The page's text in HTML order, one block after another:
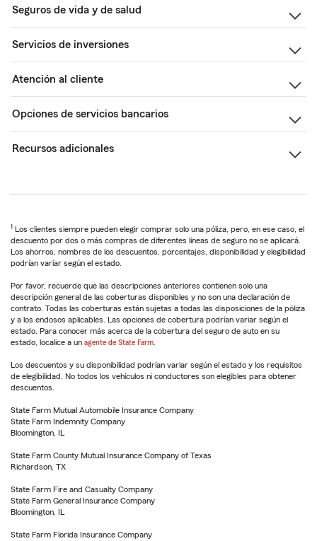
Seguros de vida y de salud
Servicios de inversiones
Atención al cliente
Opciones de servicios bancarios
Recursos adicionales
1 Los clientes siempre pueden elegir comprar solo una póliza, pero, en ese caso, el
descuento por dos o más compras de diferentes líneas de seguro no se aplicará.
Los ahorros, nombres de los descuentos, porcentajes, disponibilidad y elegibilidad
podrían variar según el estado.
Por favor, recuerde que las descripciones anteriores contienen solo una
descripción general de las coberturas disponibles y no son una declaración de
contrato. Todas las coberturas están sujetas a todas las disposiciones de la póliza
y a los endosos aplicables. Las opciones de cobertura podrían variar según el
estado. Para conocer más acerca de la cobertura del seguro de auto en su
estado, localice a un agente de State Farm
Los descuentos y su disponibilidad podrían variar según el estado y los requisitos
de elegibilidad. No todos los vehículos ni conductores son elegibles para obtener
descuentos.
State Farm Mutual Automobile Insurance Company
State Farm Indemnity Company
Bloomington, IL
State Farm County Mutual Insurance Company of Texas
Richardson, TX
State Farm Fire and Casualty Company
State Farm General Insurance Company
Bloomington, IL
State Farm Florida Insurance Company